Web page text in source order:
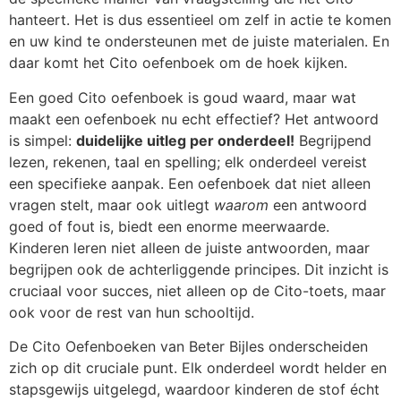
hanteert. Het is dus essentieel om zelf in actie te komen
en uw kind te ondersteunen met de juiste materialen. En
daar komt het Cito oefenboek om de hoek kijken.
Een goed Cito oefenboek is goud waard, maar wat
maakt een oefenboek nu echt effectief? Het antwoord
is simpel: duidelijke uitleg per onderdeel! Begrijpend
lezen, rekenen, taal en spelling; elk onderdeel vereist
een specifieke aanpak. Een oefenboek dat niet alleen
vragen stelt, maar ook uitlegt waarom een antwoord
goed of fout is, biedt een enorme meerwaarde.
Kinderen leren niet alleen de juiste antwoorden, maar
begrijpen ook de achterliggende principes. Dit inzicht is
cruciaal voor succes, niet alleen op de Cito-toets, maar
ook voor de rest van hun schooltijd.
De Cito Oefenboeken van Beter Bijles onderscheiden
zich op dit cruciale punt. Elk onderdeel wordt helder en
stapsgewijs uitgelegd, waardoor kinderen de stof écht